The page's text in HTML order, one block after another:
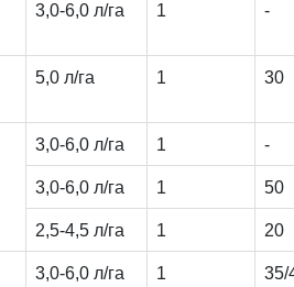
3,0-6,0 л/га 1 -
5,0 л/га 1 30
3,0-6,0 л/га 1 -
3,0-6,0 л/га 1 50
2,5-4,5 л/га 1 20
3,0-6,0 л/га 1 35/